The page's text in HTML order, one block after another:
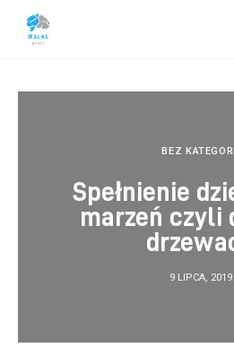
Dom i ogród
Więcej
BEZ
Spełnienie
marzeń czyli
9 LIPCA, 2019